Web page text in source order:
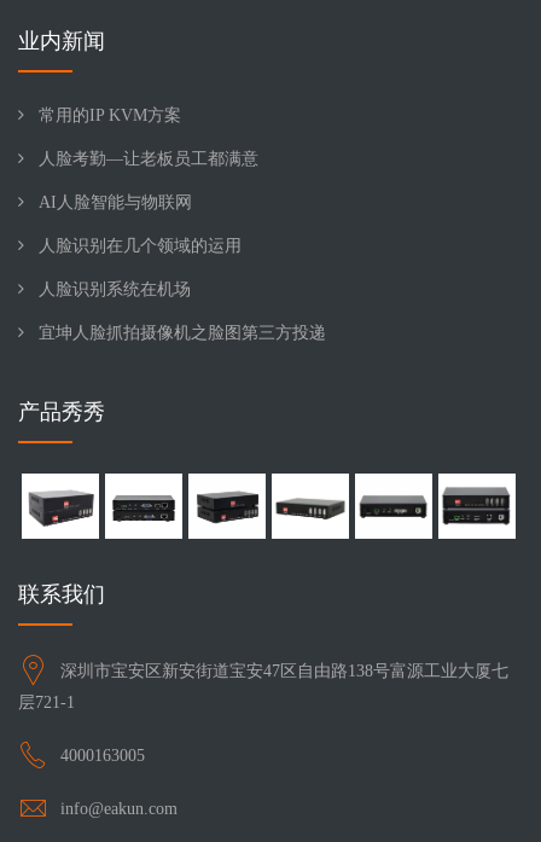
业内新闻
常用的IP KVM方案
人脸考勤—让老板员工都满意
AI人脸智能与物联网
人脸识别在几个领域的运用
人脸识别系统在机场
宜坤人脸抓拍摄像机之脸图第三方投递
产品秀秀
联系我们
深圳市宝安区新安街道宝安47区自由路138号富源工业大厦七
层721-1
4000163005
info@eakun.com